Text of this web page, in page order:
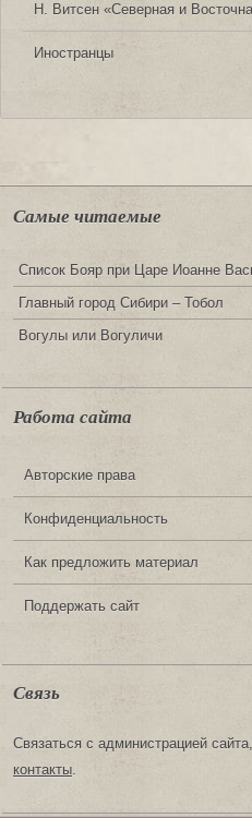
Н. Витсен «Северная и
Иностранцы
Самые читаемые
Список Бояр при Царе Иоанне
Главный город Сибири – Тобол
Вогулы или Вогуличи
Работа сайта
Авторские права
Конфиденциальность
Как предложить материал
Поддержать сайт
Связь
Связаться с администрацией
контакты